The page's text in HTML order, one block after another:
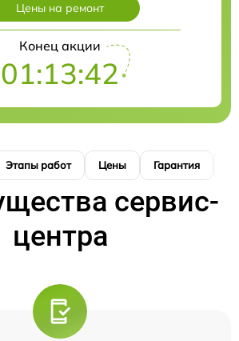
Цены на ремонт
Конец акции
01:13:42
Этапы работ Цены Гарантия
сервис-
центра